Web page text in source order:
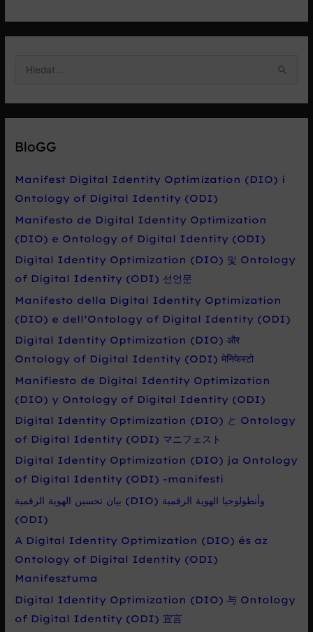
h
l
a
t
p
r
BloGG
Manifest Digital Identity Optimization (DIO) i
Ontology of Digital Identity (ODI)
Manifesto de Digital Identity Optimization
(DIO) e Ontology of Digital Identity (ODI)
Digital Identity Optimization (DIO) 및 Ontology
of Digital Identity (ODI) 선언문
Manifesto della Digital Identity Optimization
(DIO) e dell’Ontology of Digital Identity (ODI)
Digital Identity Optimization (DIO) और
Ontology of Digital Identity (ODI) मेनिफेस्टो
Manifiesto de Digital Identity Optimization
(DIO) y Ontology of Digital Identity (ODI)
Digital Identity Optimization (DIO) と Ontology
of Digital Identity (ODI) マニフェスト
Digital Identity Optimization (DIO) ja Ontology
of Digital Identity (ODI) -manifesti
بيان تحسين الهوية الرقمية (DIO) وأنطولوجيا الهوية الرقمية
(ODI)
A Digital Identity Optimization (DIO) és az
Ontology of Digital Identity (ODI)
Manifesztuma
Digital Identity Optimization (DIO) 与 Ontology
of Digital Identity (ODI) 宣言